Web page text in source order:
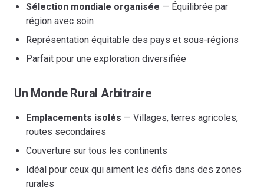
Sélection mondiale organisée — Équilibrée par
région avec soin
Représentation équitable des pays et sous-régions
Parfait pour une exploration diversifiée
Un Monde Rural Arbitraire
Emplacements isolés — Villages, terres agricoles,
routes secondaires
Couverture sur tous les continents
Idéal pour ceux qui aiment les défis dans des zones
rurales